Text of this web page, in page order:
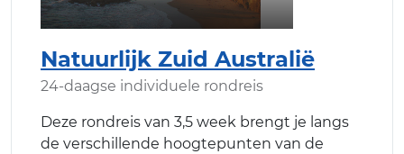
Natuurlijk Zuid Australië
24-daagse individuele rondreis
Deze rondreis van 3,5 week brengt je langs
de verschillende hoogtepunten van de